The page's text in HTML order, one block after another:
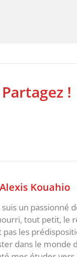
!
Alexis Kouahio
un passionné
tout petit, le
pas les
dans le monde